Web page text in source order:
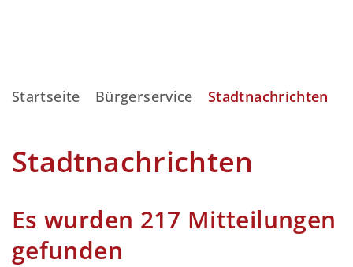
Startseite Bürgerservice Stadtnachrichten
Stadtnachrichten
Es wurden 217 Mitteilungen
gefunden